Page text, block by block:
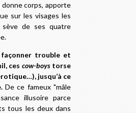
donne corps, apporte
sur les visages les
de ses quatre
trouble et
ces cow-boystorse
jusqu’à ce
De ce fameux "mâle
illusoire parce
tous les deux dans